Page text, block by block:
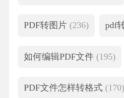
PDF转图片 (236) pdf
如何编辑PDF文件 (195)
PDF文件怎样转格式 (170)